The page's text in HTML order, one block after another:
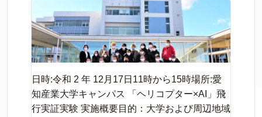
日時:令和 2 年 12月17日11時から15時場所:愛
知産業大学キャンパス 「ヘリコプター×AI」飛
行実証実験 実施概要目的：大学および周辺地域